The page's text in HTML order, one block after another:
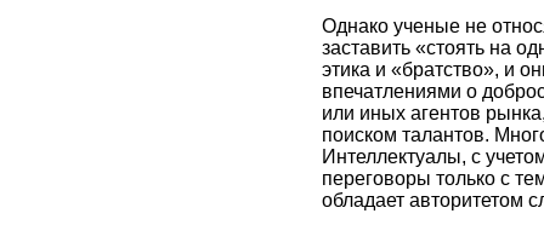
Однако ученые не
заставить «стоять на
этика и «братство», и
впечатлениями о
или иных агентов
поиском талантов.
Интеллектуалы, с
переговоры только с
обладает авторитетом